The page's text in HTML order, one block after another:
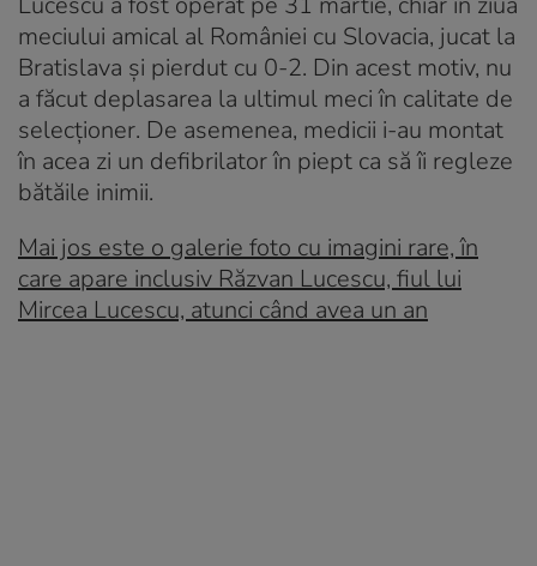
meciului amical al României cu Slovacia, jucat la
Bratislava și pierdut cu 0-2. Din acest motiv, nu
a făcut deplasarea la ultimul meci în calitate de
selecționer. De asemenea, medicii i-au montat
în acea zi un defibrilator în piept ca să îi regleze
bătăile inimii.
Mai jos este o galerie foto cu imagini rare, în
care apare inclusiv Răzvan Lucescu, fiul lui
Mircea Lucescu, atunci când avea un an